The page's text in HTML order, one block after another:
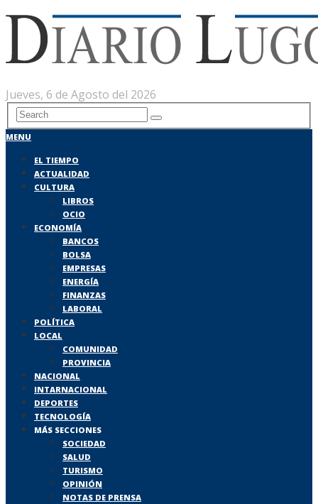
Jueves, 6 de Agosto del 2026
MENU
EL TIEMPO
ACTUALIDAD
CULTURA
LIBROS
OCIO
ECONOMÍA
BANCOS
BOLSA
EMPRESAS
ENERGÍA
FINANZAS
LABORAL
POLÍTICA
LOCAL
COMUNIDAD
PROVINCIA
NACIONAL
INTARNACIONAL
DEPORTES
TECNOLOGÍA
MÁS SECCIONES
SOCIEDAD
SALUD
TURISMO
OPINIÓN
NOTAS DE PRENSA